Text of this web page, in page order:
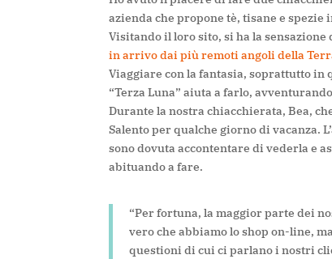
azienda che propone tè, tisane e
Visitando il loro sito, si ha la
in arrivo dai più remoti angoli della
Viaggiare con la fantasia, soprattutto in
“Terza Luna” aiuta a farlo,
Durante la nostra chiacchierata, Bea,
Salento per qualche giorno di vacanza.
sono dovuta accontentare di vederla e
abituando a fare.
“Per fortuna, la maggior parte dei
vero che abbiamo lo shop on-line,
questioni di cui ci parlano i nostri